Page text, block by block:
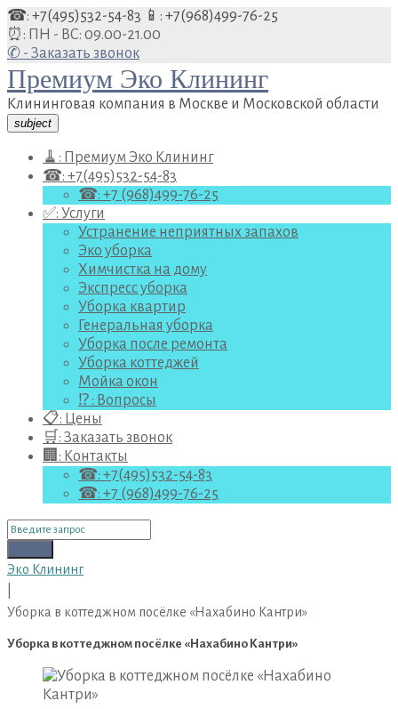
Перейти
к
содержанию
☎: +7(495)532-54-83 📱: +7(968)499-76-25
⏰: ПН - ВС: 09.00-21.00
✆ - Заказать звонок
Премиум Эко Клининг
Клининговая компания в Москве и Московской области
subject
🧹: Премиум Эко Клининг
☎: +7(495)532-54-83
☎: +7 (968)499-76-25
✅: Услуги
Устранение неприятных запахов
Эко уборка
Химчистка на дому
Экспресс уборка
Уборка квартир
Генеральная уборка
Уборка после ремонта
Уборка коттеджей
Мойка окон
⁉ : Вопросы
📋: Цены
🛒: Заказать звонок
🏢: Контакты
☎: +7(495)532-54-83
☎: +7 (968)499-76-25
Поиск
для:
Эко Клининг
Уборка в коттеджном посёлке «Нахабино Кантри»
Уборка в коттеджном посёлке «Нахабино Кантри»